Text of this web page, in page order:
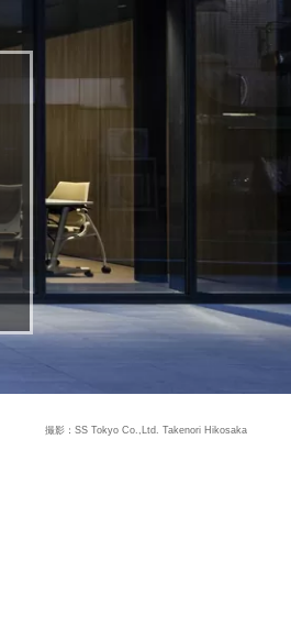
撮影：SS Tokyo Co.,Ltd. Takenori Hikosaka